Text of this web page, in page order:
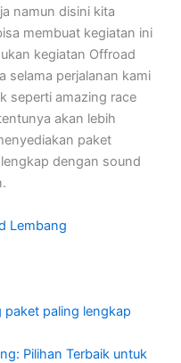
namun disini kita
membuat kegiatan ini
kegiatan Offroad
selama perjalanan kami
seperti amazing race
akan lebih
paket
dengan sound
Lembang
paket paling lengkap
Pilihan Terbaik untuk